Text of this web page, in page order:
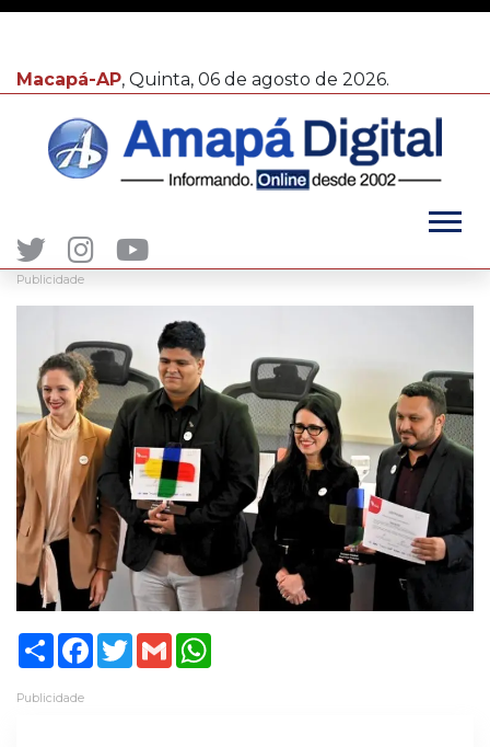
Macapá-AP, Quinta, 06 de agosto de 2026.
Publicidade
ShareFacebook
TwitterGmail
Publicidade